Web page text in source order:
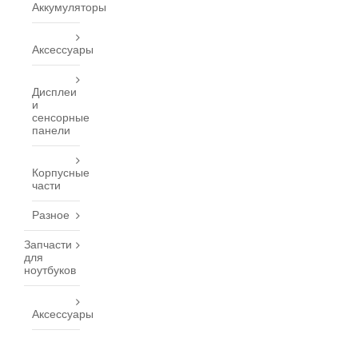
Аккумуляторы
Аксессуары
Дисплеи
и
сенсорные
панели
Корпусные
части
Разное
Запчасти
для
ноутбуков
Аксессуары